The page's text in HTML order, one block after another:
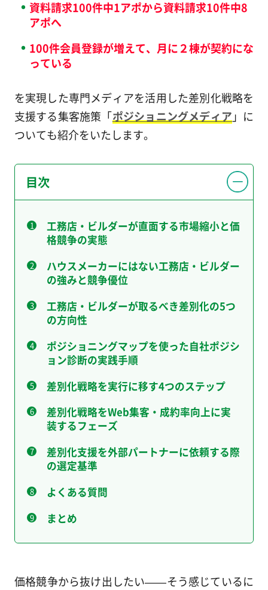
資料請求100件中1アポから資料請求10件中8
アポへ
100件会員登録が増えて、月に２棟が契約にな
っている
を実現した専門メディアを活用した差別化戦略を
支援する集客施策「ポジショニングメディア 」に
ついても紹介をいたします。
目次
工務店・ビルダーが直面する市場縮小と価
格競争の実態
ハウスメーカーにはない工務店・ビルダー
の強みと競争優位
工務店・ビルダーが取るべき差別化の5つ
の方向性
ポジショニングマップを使った自社ポジシ
ョン診断の実践手順
差別化戦略を実行に移す4つのステップ
差別化戦略をWeb集客・成約率向上に実
装するフェーズ
差別化支援を外部パートナーに依頼する際
の選定基準
よくある質問
まとめ
価格競争から抜け出したい——そう感じているに